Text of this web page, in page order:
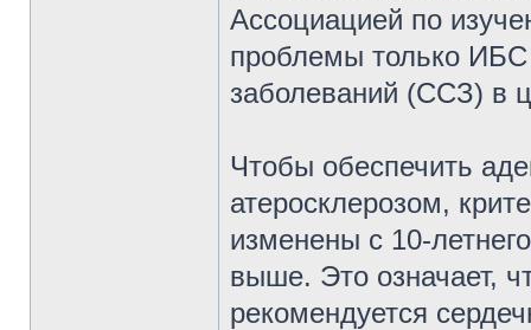
Ассоциацией по
проблемы только ИБС
заболеваний (ССЗ) в
Чтобы обеспечить
атеросклерозом,
изменены с 10-
выше. Это означает,
рекомендуется